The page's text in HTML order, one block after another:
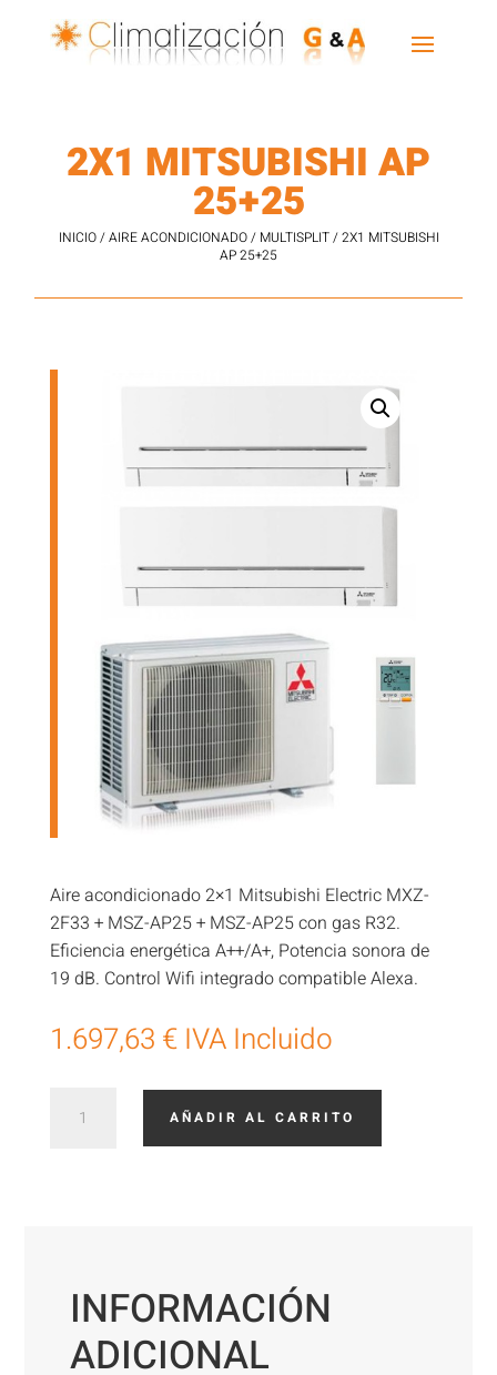
2X1 MITSUBISHI AP
25+25
INICIO/AIRE ACONDICIONADO/ MULTISPLIT/ 2X1 MITSUBISHI
AP 25+25
Aire acondicionado 2×1 Mitsubishi Electric MXZ-
2F33 + MSZ-AP25 + MSZ-AP25 con gas R32.
Eficiencia energética A++/A+, Potencia sonora de
19 dB. Control Wifi integrado compatible Alexa.
1.697,63 € IVA Incluido
Mitsubishi
AÑADIR AL CARRITO
INFORMACIÓN
ADICIONAL